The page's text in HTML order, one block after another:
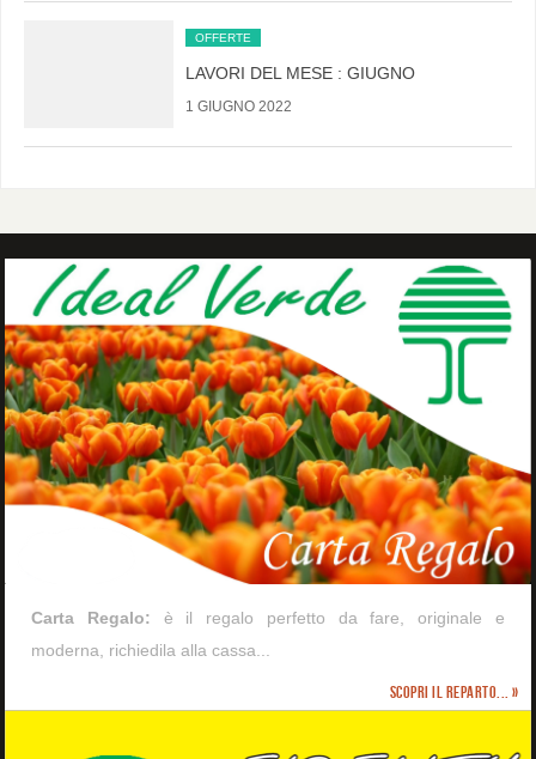
OFFERTE
LAVORI DEL MESE : GIUGNO
1 GIUGNO 2022
Carta Regalo: è il regalo perfetto da fare, originale e
moderna, richiedila alla cassa...
Scopri il reparto... »